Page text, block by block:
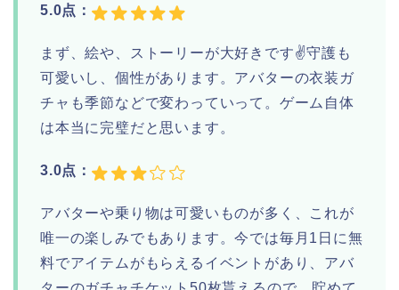
5.0点：
まず、絵や、ストーリーが大好きです✌️守護も
可愛いし、個性があります。アバターの衣装ガ
チャも季節などで変わっていって。ゲーム自体
は本当に完璧だと思います。
3.0点：
アバターや乗り物は可愛いものが多く、これが
唯一の楽しみでもあります。今では毎月1日に無
料でアイテムがもらえるイベントがあり、アバ